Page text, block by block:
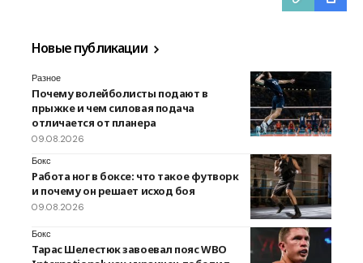
Новые публикации
Разное
Почему волейболисты подают в
прыжке и чем силовая подача
отличается от планера
09.08.2026
Бокс
Работа ног в боксе: что такое футворк
и почему он решает исход боя
09.08.2026
Бокс
Тарас Шелестюк завоевал пояс WBO